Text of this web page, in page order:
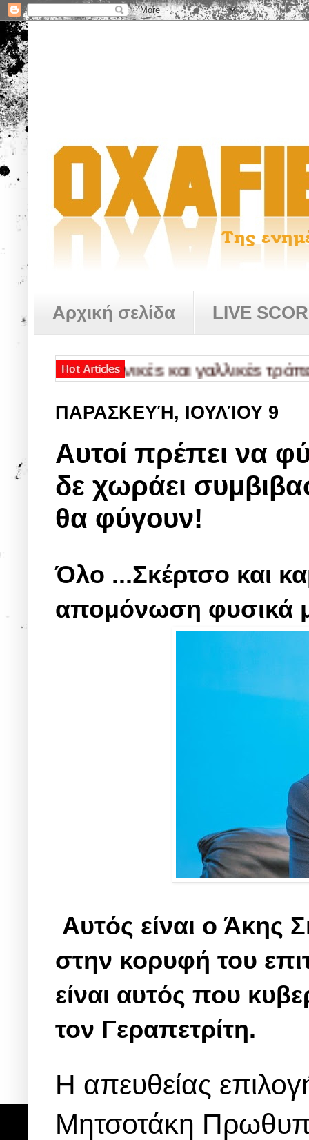
Αρχική σελίδα LIVE
γερμανικέs και γαλλικέs τράπεζεs ✿
ΠΑΡΑΣΚΕΥΉ, ΙΟΥΛΊΟΥ 9
Αυτοί πρέπει να
δε χωράει
θα φύγουν!
Όλο ...Σκέρτσο και
απομόνωση φυσικά
Αυτός είναι ο Άκης
στην κορυφή του
είναι αυτός που
τον Γεραπετρίτη.
Η απευθείας
Μητσοτάκη